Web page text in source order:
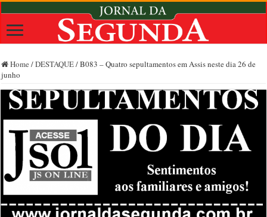
Home /DESTAQUE/B083 – Quatro sepultamentos em Assis neste dia 26 de
junho